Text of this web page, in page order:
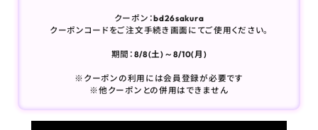
クーポン：bd26sakura
クーポンコードをご注文手続き画面にてご使用ください。
期間： 8/8(土)～8/10(月)
※クーポンの利用には会員登録が必要です
※他クーポンとの併用はできません